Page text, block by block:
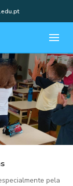
pela